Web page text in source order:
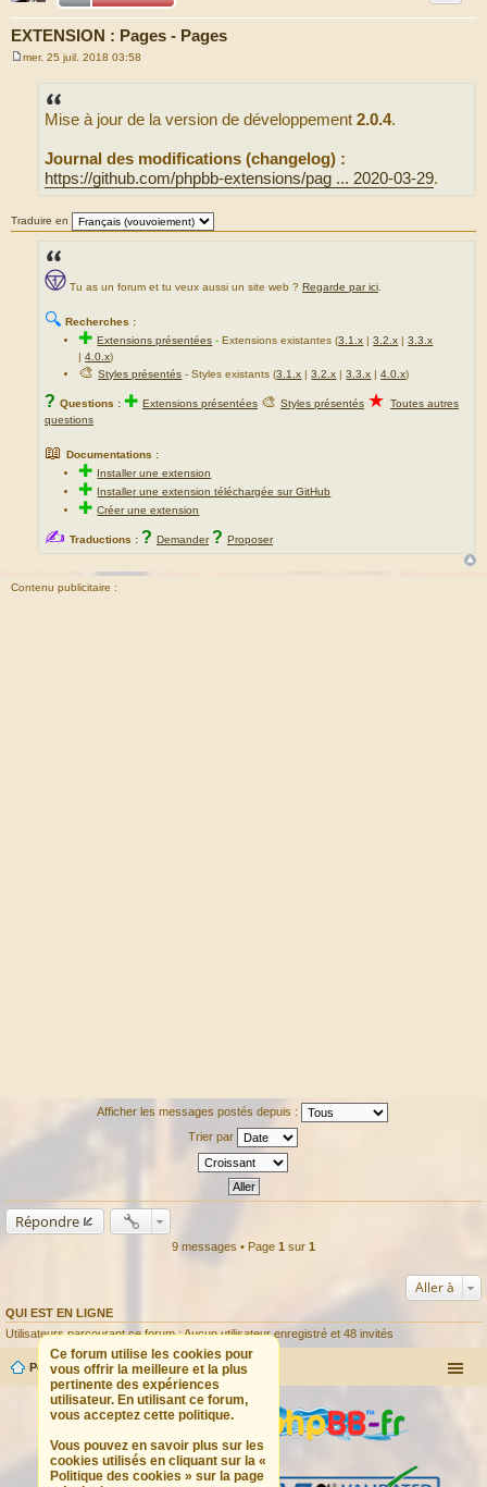
EXTENSION : Pages - Pages
mer. 25 juil. 2018 03:58
Mise à jour de la version de développement 2.0.4.
Journal des modifications (changelog) :
https://github.com/phpbb-extensions/pag ... 2020-03-29.
Traduire en
Tu as un forum et tu veux aussi un site web ? Regarde par ici
🔍 Recherches :
✚Extensions présentées -Extensions existantes (3.1.x |3.2.x |3.3.x
|4.0.x)
🎨Styles présentés - Styles existants (3.1.x |3.2.x |3.3.x |4.0.x)
? Questions : ✚ Extensions présentées 🎨 Styles présentés ★ Toutes autres
questions
📖 Documentations :
✚ Installer une extension
✚ Installer une extension téléchargée sur GitHub
✚Créer une extension
✍ Traductions : ? Demander ? Proposer
Contenu publicitaire :
Afficher les messages postés depuis :
Trier par
Répondre
9 messages • Page 1 sur 1
Aller à
QUI EST EN LIGNE
Utilisateurs parcourant ce forum : Aucun utilisateur enregistré et 48 invités
Ce forum utilise les cookies pour
vous offrir la meilleure et la plus
pertinente des expériences
utilisateur. En utilisant ce forum,
vous acceptez cette politique.
Vous pouvez en savoir plus sur les
cookies utilisés en cliquant sur la «
Politique des cookies » sur la page
Portail Forum